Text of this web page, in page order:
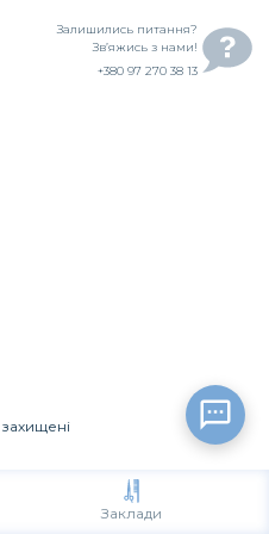
Заклади
Залишились питання?
Зв’яжись з нами!
+380 97 270 38 13